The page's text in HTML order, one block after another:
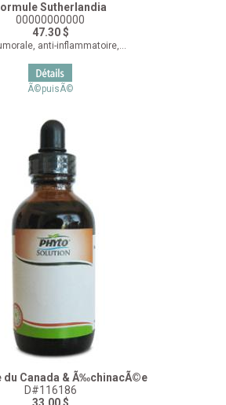
Sutherlandia
00000000000
47.30 $
anti-inflammatoire,...
Ã©puisÃ©
du Canada & Ã‰chinacÃ©e
D#116186